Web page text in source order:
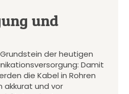
und
der heutigen
Damit
die Kabel in Rohren
akkurat und vor